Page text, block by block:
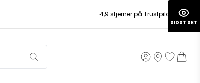
4,9 stjerner på Trustpilot
SIDST SET